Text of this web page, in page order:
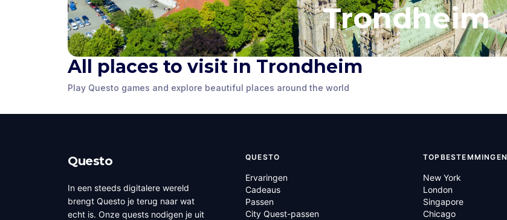
Trondheim
All places to visit in Trondheim
Play Questo games and explore beautiful places around the world
Stiftsgården
Stiftsgården
Courtyard
Questo
In een steeds digitalere wereld
brengt Questo je terug naar wat
echt is. Onze quests nodigen je uit
QUESTO
Ervaringen
Cadeaus
Passen
City Quest-passen
TOPBESTEMMINGEN
New York
London
Singapore
Chicago